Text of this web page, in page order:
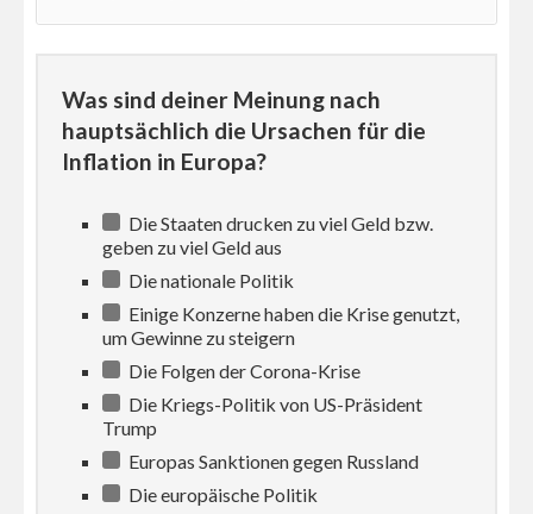
Was sind deiner Meinung nach
hauptsächlich die Ursachen für die
Inflation in Europa?
Die Staaten drucken zu viel Geld bzw.
geben zu viel Geld aus
Die nationale Politik
Einige Konzerne haben die Krise genutzt,
um Gewinne zu steigern
Die Folgen der Corona-Krise
Die Kriegs-Politik von US-Präsident
Trump
Europas Sanktionen gegen Russland
Die europäische Politik